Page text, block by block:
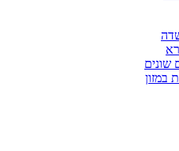
שונים
במזון